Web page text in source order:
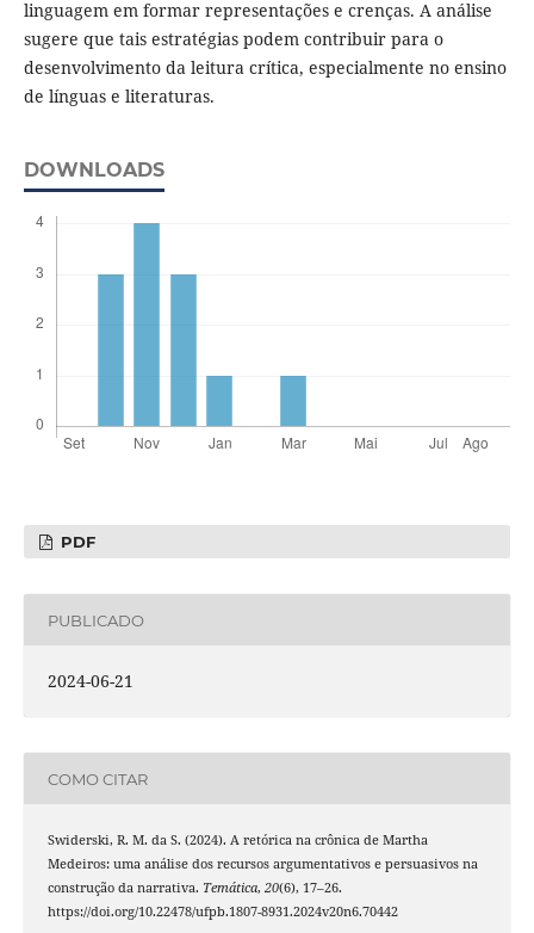
linguagem em formar representações e crenças. A análise
sugere que tais estratégias podem contribuir para o
desenvolvimento da leitura crítica, especialmente no ensino
de línguas e literaturas.
DOWNLOADS
PDF
PUBLICADO
2024-06-21
COMO CITAR
Swiderski, R. M. da S. (2024). A retórica na crônica de Martha
Medeiros: uma análise dos recursos argumentativos e persuasivos na
construção da narrativa. Temática, 20(6), 17–26.
https://doi.org/10.22478/ufpb.1807-8931.2024v20n6.70442